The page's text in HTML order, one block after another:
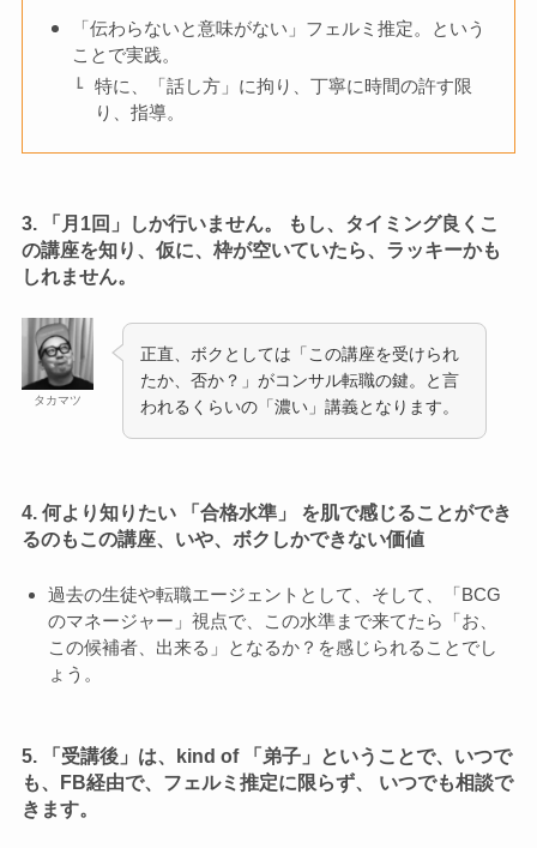
「伝わらないと意味がない」フェルミ推定。という
ことで実践。
特に、「話し方」に拘り、丁寧に時間の許す限
り、指導。
3. 「月1回」しか行いません。 もし、タイミング良くこ
の講座を知り、仮に、枠が空いていたら、ラッキーかも
しれません。
タカマツ
正直、ボクとしては「この講座を受けられ
たか、否か？」がコンサル転職の鍵。と言
われるくらいの「濃い」講義となります。
4. 何より知りたい 「合格水準」 を肌で感じることができ
るのもこの講座、いや、ボクしかできない価値
過去の生徒や転職エージェントとして、そして、「BCG
のマネージャー」視点で、この水準まで来てたら「お、
この候補者、出来る」となるか？を感じられることでし
ょう。
5. 「受講後」は、kind of 「弟子」ということで、いつで
も、FB経由で、フェルミ推定に限らず、 いつでも相談で
きます。